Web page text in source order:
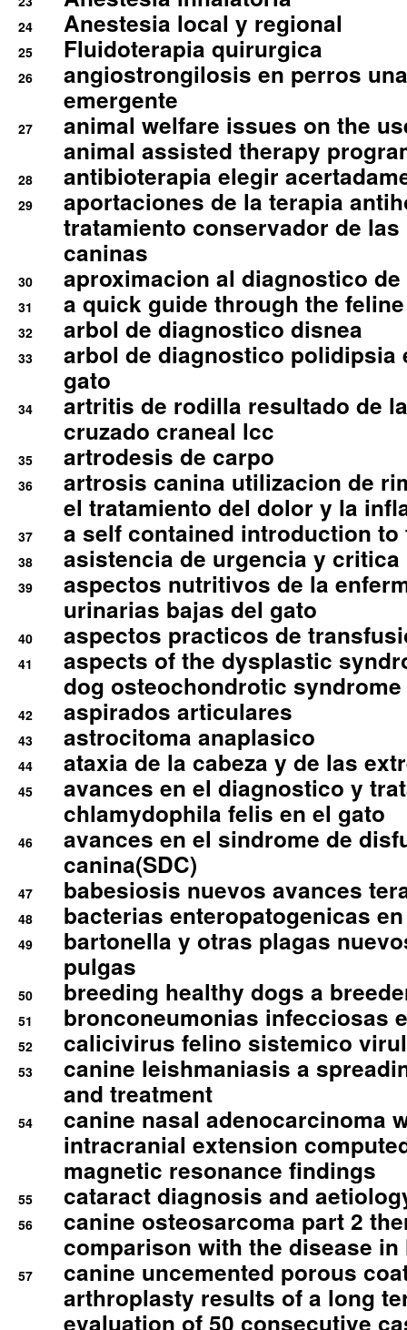
24 Anestesia local y regional
25 Fluidoterapia quirurgica
26
angiostrongilosis en perros
emergente
27
animal welfare issues on the
animal assisted therapy
28 antibioterapia elegir
29
aportaciones de la terapia
tratamiento conservador de
caninas
30 aproximacion al diagnostico
31 a quick guide through the
32 arbol de diagnostico disnea
33
arbol de diagnostico polidipsia
gato
34
artritis de rodilla resultado de
cruzado craneal lcc
35 artrodesis de carpo
36
artrosis canina utilizacion de
el tratamiento del dolor y la
37 a self contained introduction
38 asistencia de urgencia y
39
aspectos nutritivos de la
urinarias bajas del gato
40 aspectos practicos de
41
aspects of the dysplastic
dog osteochondrotic syndrome
42 aspirados articulares
43 astrocitoma anaplasico
44 ataxia de la cabeza y de las
45
avances en el diagnostico y
chlamydophila felis en el gato
46
avances en el sindrome de
canina(SDC)
47 babesiosis nuevos avances
48 bacterias enteropatogenicas
49
bartonella y otras plagas
pulgas
50 breeding healthy dogs a
51 bronconeumonias infecciosas
52 calicivirus felino sistemico
53
canine leishmaniasis a
and treatment
54
canine nasal adenocarcinoma
intracranial extension
magnetic resonance findings
55 cataract diagnosis and
56
canine osteosarcoma part 2
comparison with the disease in
57
canine uncemented porous
arthroplasty results of a long
evaluation of 50 consecutive